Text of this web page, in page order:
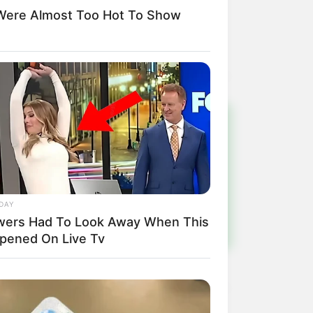
habilitada.
e região
Almost Too Hot To Show
Had To Look Away When This
On Live Tv